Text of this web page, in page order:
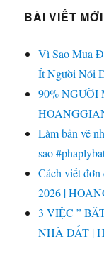
BÀI VIẾT MỚI
Vì Sao Mua
Ít Người Nói
90%
Làm bản vẽ
sao
Cách viết đơn
2026 |
3 VIỆC ”
NHÀ ĐẤT |